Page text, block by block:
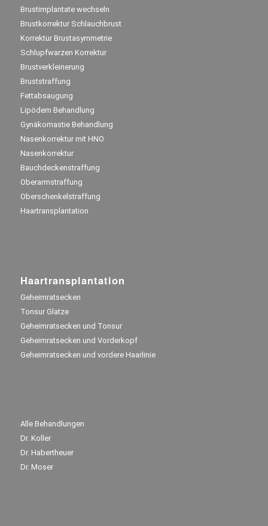
Brustimplantate wechseln
Brustkorrektur Schlauchbrust
Korrektur Brustasymmetrie
Schlupfwarzen Korrektur
Brustverkleinerung
Bruststraffung
Fettabsaugung
Lipödem Behandlung
Gynäkomastie Behandlung
Nasenkorrektur mit HNO
Nasenkorrektur
Bauchdeckenstraffung
Oberarmstraffung
Oberschenkelstraffung
Haartransplantation
Haartransplantation
Geheimratsecken
Tonsur Glatze
Geheimratsecken und Tonsur
Geheimratsecken und Vorderkopf
Geheimratsecken und vordere Haarlinie
Alle Behandlungen
Dr. Koller
Dr. Habertheuer
Dr. Moser
Wir verwenden Cookies auf unserer Website.